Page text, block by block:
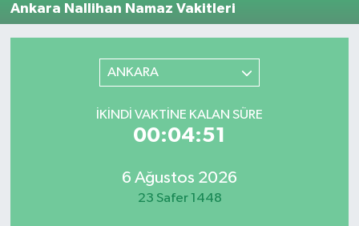
Ankara Nallihan Namaz Vakitleri
ANKARA
İKINDI VAKTINE KALAN SÜRE
00:04:51
6 Ağustos 2026
23 Safer 1448